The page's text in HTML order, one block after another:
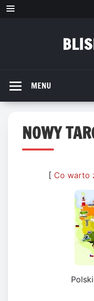
Przejdź
MENU
NOWY
[ Co warto